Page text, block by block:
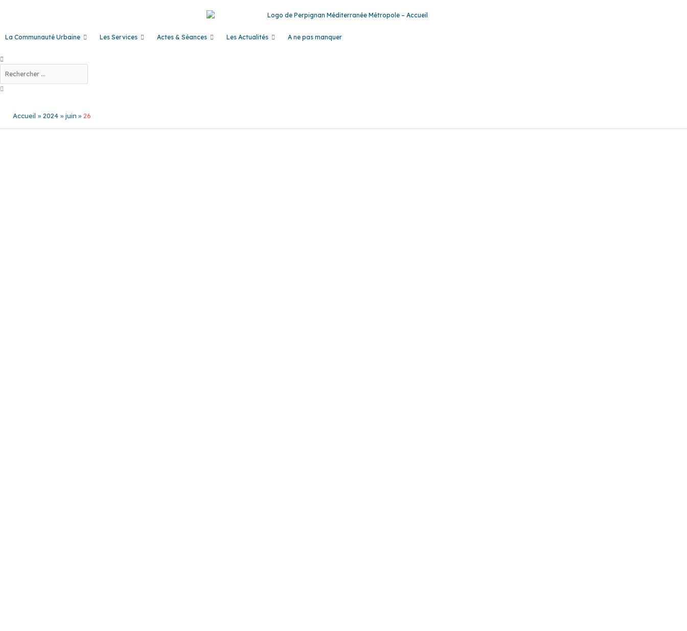
La Communauté Urbaine
Les Services Actes & Séances Les Actualités A ne pas manquer
Rechercher
Accueil 2024 juin 26